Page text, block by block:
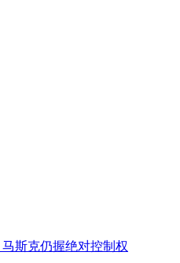
斯克仍握绝对控制权